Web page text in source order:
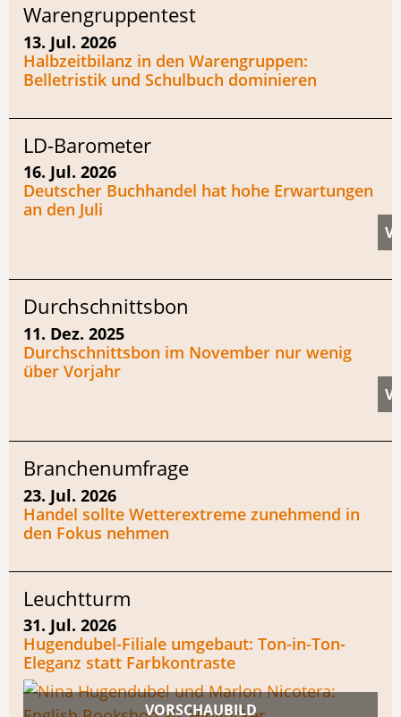
Warengruppentest
13. Jul. 2026
Halbzeitbilanz in den Warengruppen:
Belletristik und Schulbuch dominieren
LD-Barometer
16. Jul. 2026
Deutscher Buchhandel hat hohe Erwartungen
an den Juli
Durchschnittsbon
11. Dez. 2025
Durchschnittsbon im November nur wenig
über Vorjahr
Branchenumfrage
23. Jul. 2026
Handel sollte Wetterextreme zunehmend in
den Fokus nehmen
Leuchtturm
31. Jul. 2026
Hugendubel-Filiale umgebaut: Ton-in-Ton-
Eleganz statt Farbkontraste